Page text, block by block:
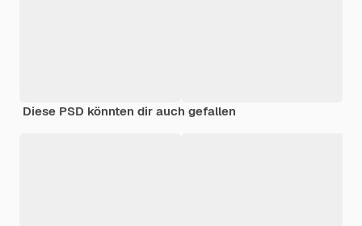
Diese PSD könnten dir auch gefallen